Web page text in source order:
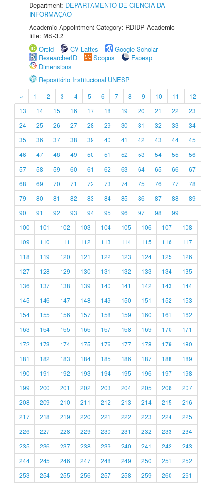
Department: DEPARTAMENTO DE CIÊNCIA DA
INFORMAÇÃO
Academic Appointment Category: RDIDP Academic
title: MS-3.2
Orcid
CV Lattes
Google Scholar
ResearcherID
Scopus
Fapesp
Dimensions
Repositório Institucional UNESP
« 1 2 3 4 5 6 7 8 9 10 11
12
13
14 15 16 17 18 19 20 21 22
23
24
25 26 27 28 29 30 31 32 33
34
35
36 37 38 39 40 41 42 43 44
45
46
47 48 49 50 51 52 53 54 55
56
57
58 59 60 61 62 63 64 65 66
67
68
69 70 71 72 73 74 75 76 77
78
79
80 81 82 83 84 85 86 87 88
89
90
91 92 93 94 95 96 97 98
99
100
101 102 103 104 105 106 107
108
109
110 111 112 113 114 115 116
117
118
119 120 121 122 123 124 125
126
127
128 129 130 131 132 133 134
135
136
137 138 139 140 141 142 143
144
145
146 147 148 149 150 151 152
153
154
155 156 157 158 159 160 161
162
163
164 165 166 167 168 169 170
171
172
173 174 175 176 177 178 179
180
181
182 183 184 185 186 187 188
189
190
191 192 193 194 195 196 197
198
199
200 201 202 203 204 205 206
207
208
209 210 211 212 213 214 215
216
217
218 219 220 221 222 223 224
225
226
227 228 229 230 231 232 233
234
235
236 237 238 239 240 241 242
243
244
245 246 247 248 249 250 251
252
253
254 255 256 257 258 259 260 261